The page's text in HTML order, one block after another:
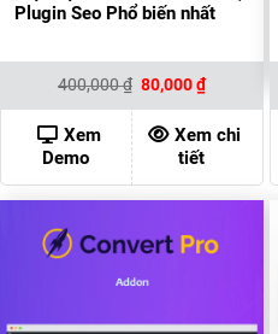
Plugin Seo Phổ biến nhất
400,000₫ Giá
gốc
là:
400,000 ₫.
80,000₫Giá
hiện
tại
là:
80,000 ₫.
Xem
Demo
Xem chi
tiết